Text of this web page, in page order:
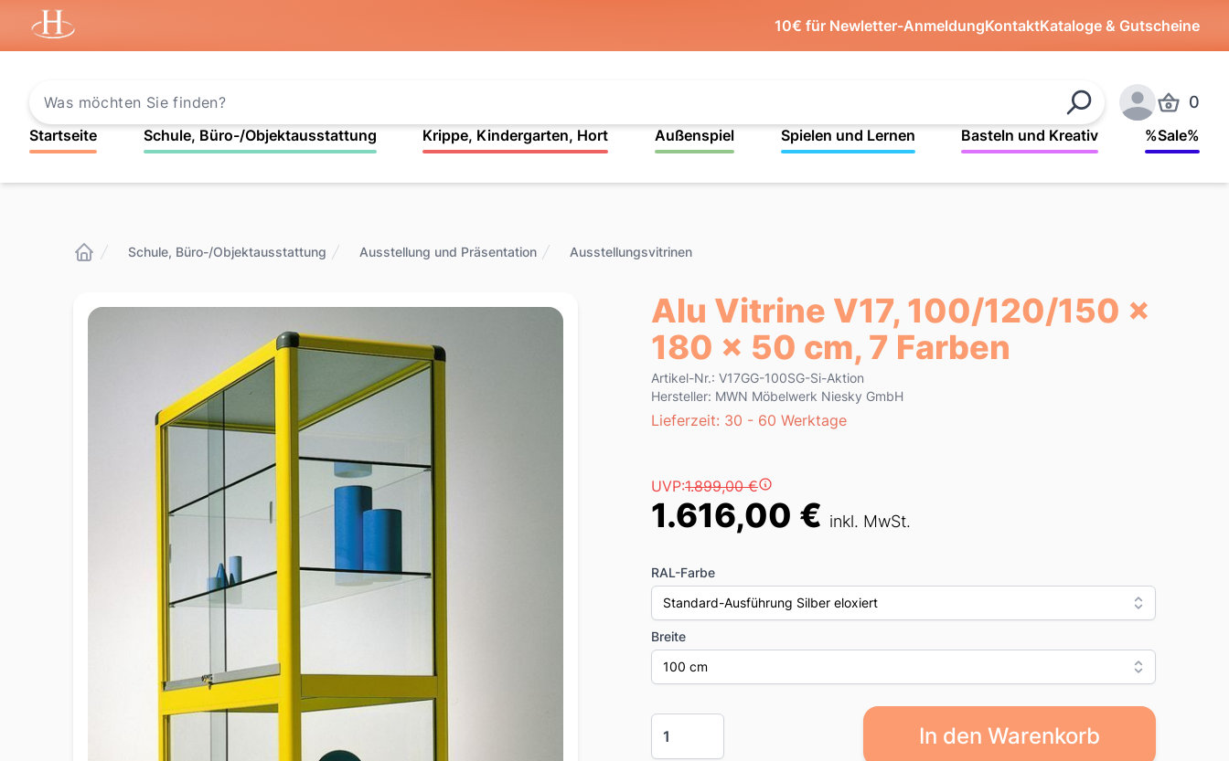
Startseite 10€ für Newletter-AnmeldungKontaktKataloge & Gutscheine
Suchen
Anmelden
Produkte
0
Startseite Schule, Büro-/Objektausstattung Krippe, Kindergarten, Hort Außenspiel Spielen und Lernen Basteln und Kreativ %Sale%
Schule, Büro-/Objektausstattung Ausstellung und Präsentation Ausstellungsvitrinen
Alu Vitrine V17, 100/120/150 x
180 x 50 cm, 7 Farben
Product information
Artikel-Nr.: V17GG-100SG-Si-Aktion
Hersteller: MWN Möbelwerk Niesky GmbH
Lieferzeit
Lieferzeit: 30 - 60 Werktage
Preis
UVP:1.899,00 €
1.616,00 € inkl. MwSt.
RAL-Farbe
Standard-Ausführung Silber eloxiert
Breite
100 cm
Menge
In den Warenkorb